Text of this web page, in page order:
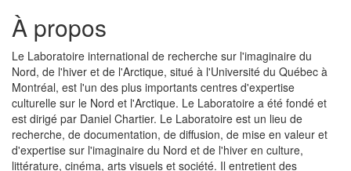
À propos
Le Laboratoire international de recherche sur l'imaginaire du
Nord, de l'hiver et de l'Arctique, situé à l'Université du Québec à
Montréal, est l'un des plus importants centres d'expertise
culturelle sur le Nord et l'Arctique. Le Laboratoire a été fondé et
est dirigé par Daniel Chartier. Le Laboratoire est un lieu de
recherche, de documentation, de diffusion, de mise en valeur et
d'expertise sur l'imaginaire du Nord et de l'hiver en culture,
littérature, cinéma, arts visuels et société. Il entretient des